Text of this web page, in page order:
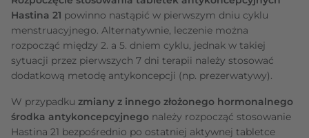
Hastina 21 powinno nastąpić w pierwszym dniu cyklu
menstruacyjnego. Alternatywnie, leczenie można
rozpocząć między 2. a 5. dniem cyklu, jednak w takiej
sytuacji przez pierwszych 7 dni terapii należy stosować
dodatkową metodę antykoncepcji (np. prezerwatywy).
W przypadku zmiany z innego złożonego hormonalnego
środka antykoncepcyjnego należy rozpocząć stosowanie
Hastina 21 bezpośrednio po ostatniej aktywnej tabletce